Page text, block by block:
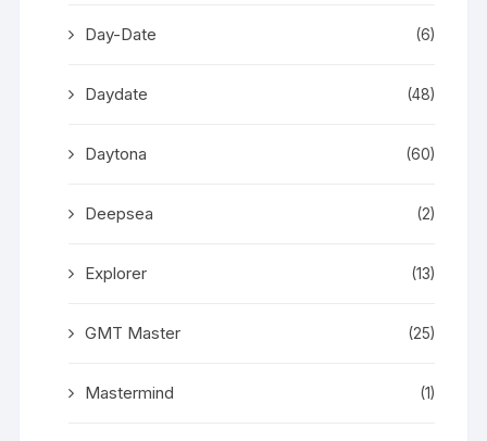
Day-Date (6)
Daydate (48)
Daytona (60)
Deepsea (2)
Explorer (13)
GMT Master (25)
Mastermind (1)